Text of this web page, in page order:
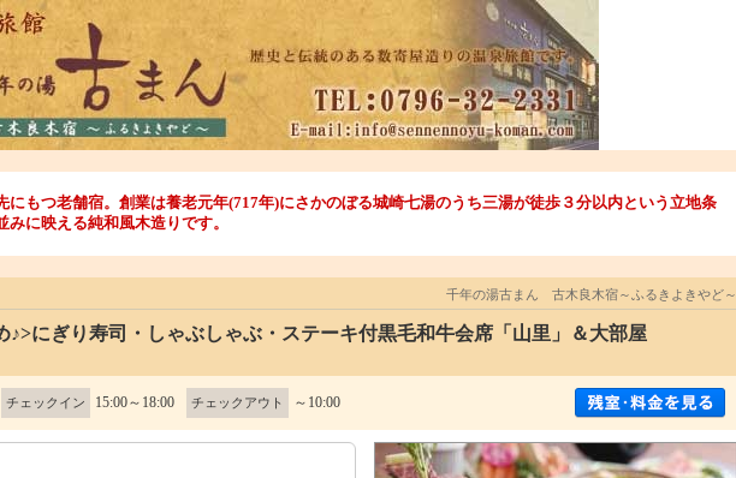
にもつ老舗宿。創業は養老元年(717年)にさかのぼる城崎七湯のうち三湯が徒歩３分以内という立地条
みに映える純和風木造りです。
千年の湯古まん 古木良木宿～ふるきよきやど～
♪>にぎり寿司・しゃぶしゃぶ・ステーキ付黒毛和牛会席「山里」＆大部屋
チェックイン 15:00～18:00 チェックアウト ～10:00